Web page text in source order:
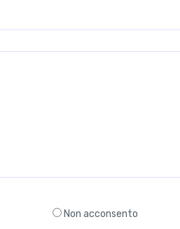
Non acconsento